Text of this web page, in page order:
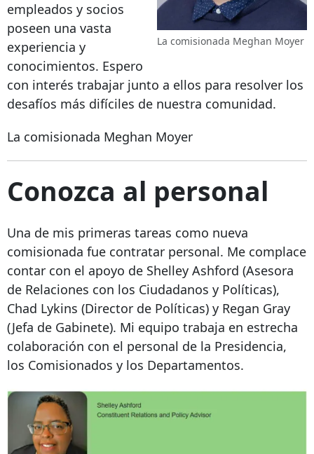
La comisionada Meghan Moyer
empleados y socios
poseen una vasta
experiencia y
conocimientos. Espero
con interés trabajar junto a ellos para resolver los
desafíos más difíciles de nuestra comunidad.
La comisionada Meghan Moyer
Conozca al personal
Una de mis primeras tareas como nueva
comisionada fue contratar personal. Me complace
contar con el apoyo de Shelley Ashford (Asesora
de Relaciones con los Ciudadanos y Políticas),
Chad Lykins (Director de Políticas) y Regan Gray
(Jefa de Gabinete). Mi equipo trabaja en estrecha
colaboración con el personal de la Presidencia,
los Comisionados y los Departamentos.